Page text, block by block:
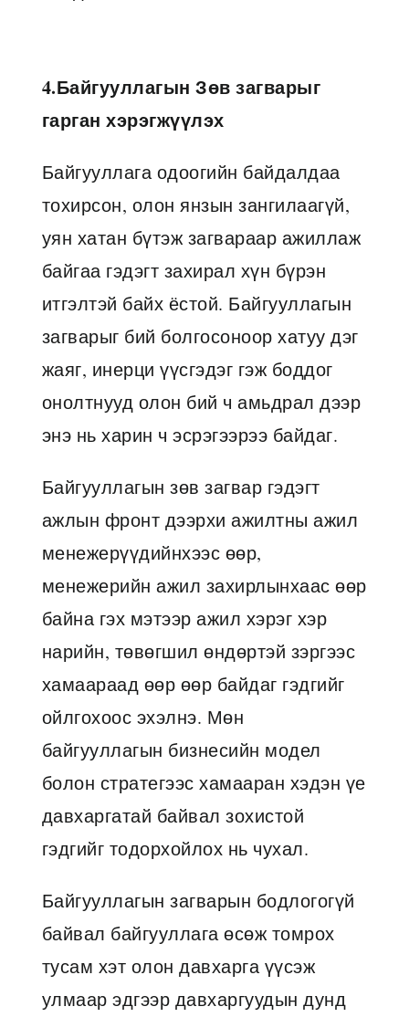
4.Байгууллагын Зөв загварыг
гарган хэрэгжүүлэх
Байгууллага одоогийн байдалдаа
тохирсон, олон янзын зангилаагүй,
уян хатан бүтэж загвараар ажиллаж
байгаа гэдэгт захирал хүн бүрэн
итгэлтэй байх ёстой. Байгууллагын
загварыг бий болгосоноор хатуу дэг
жаяг, инерци үүсгэдэг гэж боддог
онолтнууд олон бий ч амьдрал дээр
энэ нь харин ч эсрэгээрээ байдаг.
Байгууллагын зөв загвар гэдэгт
ажлын фронт дээрхи ажилтны ажил
менежерүүдийнхээс өөр,
менежерийн ажил захирлынхаас өөр
байна гэх мэтээр ажил хэрэг хэр
нарийн, төвөгшил өндөртэй зэргээс
хамаараад өөр өөр байдаг гэдгийг
ойлгохоос эхэлнэ. Мөн
байгууллагын бизнесийн модел
болон стратегээс хамааран хэдэн үе
давхаргатай байвал зохистой
гэдгийг тодорхойлох нь чухал.
Байгууллагын загварын бодлогогүй
байвал байгууллага өсөж томрох
тусам хэт олон давхарга үүсэж
улмаар эдгээр давхаргуудын дунд